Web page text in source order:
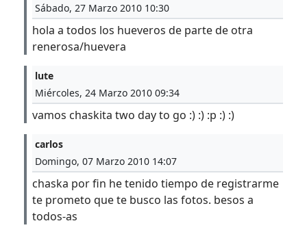
Sábado, 27 Marzo 2010 10:30
hola a todos los hueveros de parte de otra
renerosa/huevera
lute
Miércoles, 24 Marzo 2010 09:34
vamos chaskita two day to go :) :) :p :) :)
carlos
Domingo, 07 Marzo 2010 14:07
chaska por fin he tenido tiempo de registrarme
te prometo que te busco las fotos. besos a
todos-as